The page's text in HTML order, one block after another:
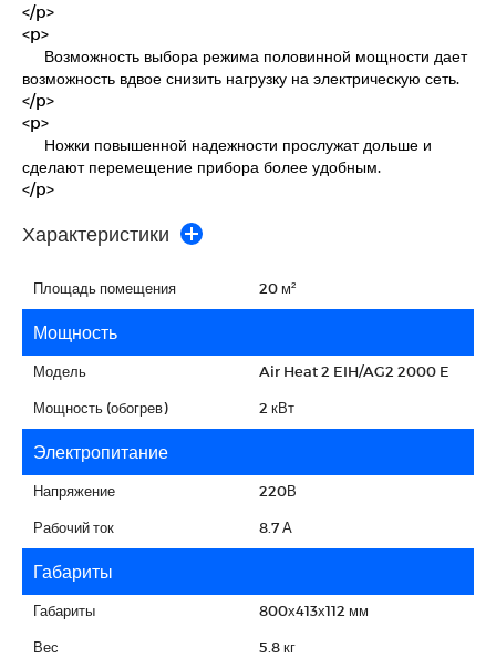
</p>
<p>
Возможность выбора режима половинной мощности дает
возможность вдвое снизить нагрузку на электрическую сеть.
</p>
<p>
Ножки повышенной надежности прослужат дольше и
сделают перемещение прибора более удобным.
</p>
Характеристики
Площадь помещения 20 м²
Мощность
Модель Air Heat 2 EIH/AG2 2000 E
Мощность (обогрев) 2 кВт
Электропитание
Напряжение 220В
Рабочий ток 8.7 А
Габариты
Габариты 800х413х112 мм
Вес 5.8 кг